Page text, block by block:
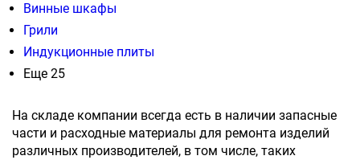
Винные шкафы
Грили
Индукционные плиты
Еще 25
На складе компании всегда есть в наличии запасные
части и расходные материалы для ремонта изделий
различных производителей, в том числе, таких